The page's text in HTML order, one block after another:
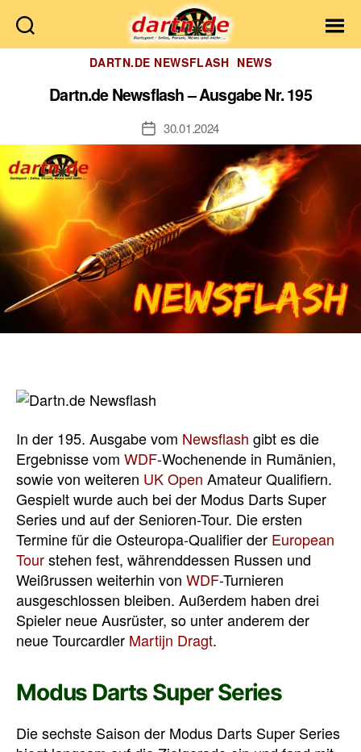
Dartn.de
Kategorien
DARTN.DE NEWSFLASH NEWS
Dartn.de Newsflash – Ausgabe Nr. 195
Veröffentlichungsdatum
30.01.2024
In der 195. Ausgabe vom Newsflash gibt es die
Ergebnisse vom WDF-Wochenende in Rumänien,
sowie von weiteren UK Open Amateur Qualifiern.
Gespielt wurde auch bei der Modus Darts Super
Series und auf der Senioren-Tour. Die ersten
Termine für die Osteuropa-Qualifier der European
Tourstehen fest, währenddessen Russen und
Weißrussen weiterhin von WDF-Turnieren
ausgeschlossen bleiben. Außerdem haben drei
Spieler neue Ausrüster, so unter anderem der
neue Tourcardler Martijn Dragt.
Modus Darts Super Series
Die sechste Saison der Modus Darts Super Series